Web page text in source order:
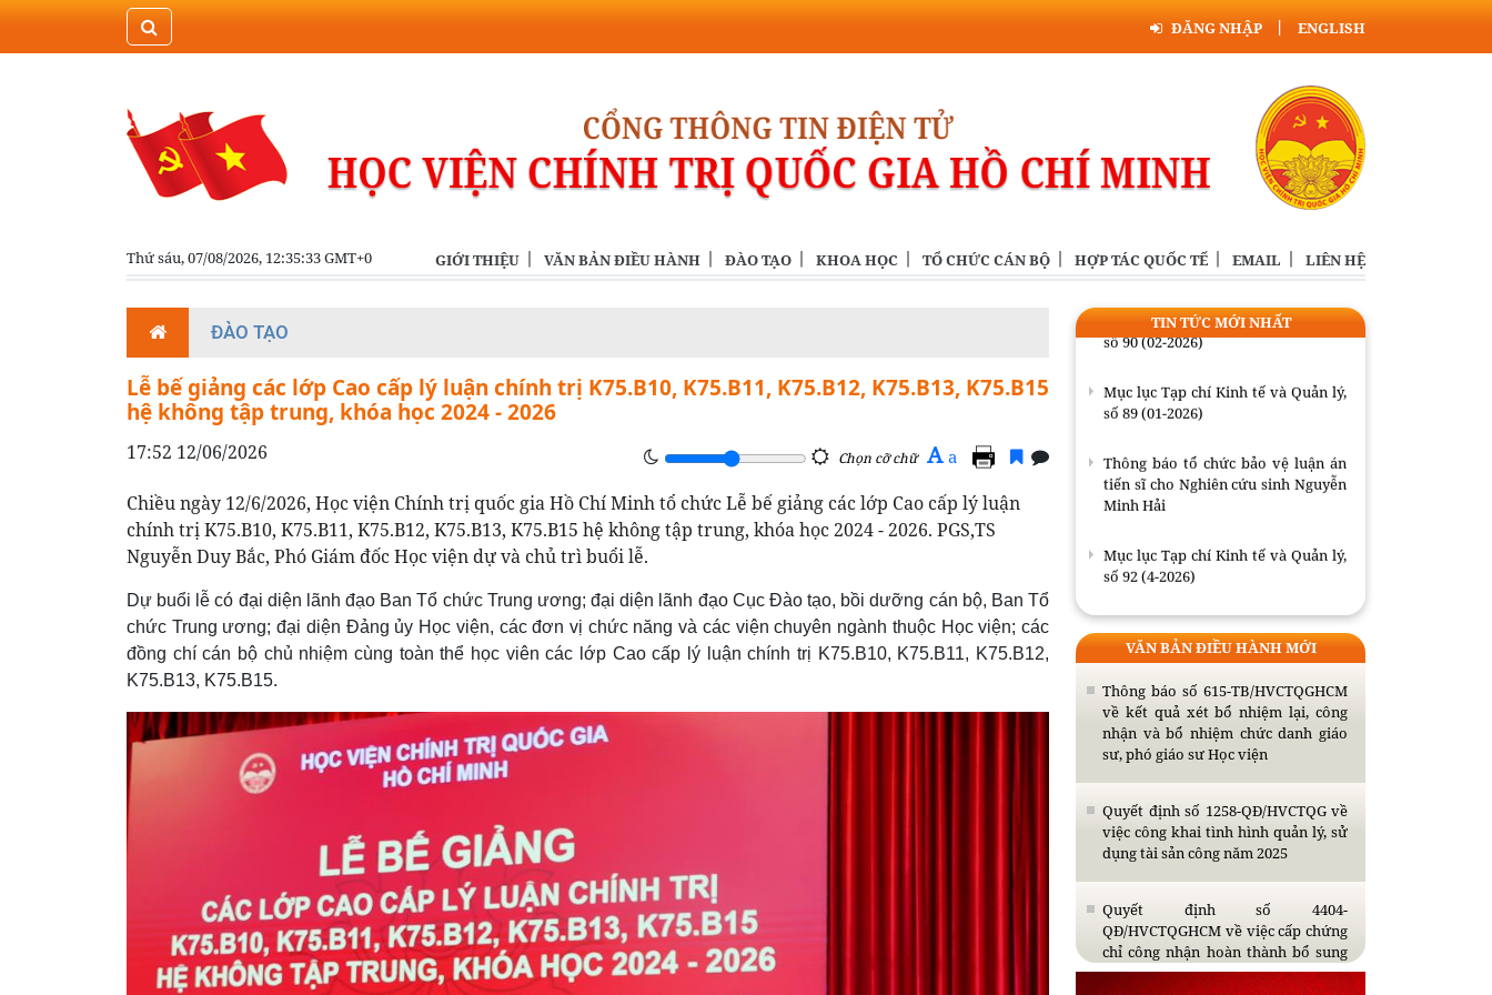
ĐĂNG NHẬP ENGLISH
Thứ sáu, 07/08/2026, 12:35:33 GMT+0 GIỚI THIỆU VĂN BẢN ĐIỀU HÀNH ĐÀO TẠO KHOA HỌC TỔ CHỨC CÁN BỘ HỢP TÁC QUỐC TẾ EMAIL LIÊN HỆ
ĐÀO TẠO
Lễ bế giảng các lớp Cao cấp lý luận chính trị K75.B10, K75.B11, K75.B12, K75.B13, K75.B15
hệ không tập trung, khóa học 2024 - 2026
17:52 12/06/2026 Chọn cỡ chữ A a
Chiều ngày 12/6/2026, Học viện Chính trị quốc gia Hồ Chí Minh tổ chức Lễ bế giảng các lớp Cao cấp lý luận
chính trị K75.B10, K75.B11, K75.B12, K75.B13, K75.B15 hệ không tập trung, khóa học 2024 - 2026. PGS,TS
Nguyễn Duy Bắc, Phó Giám đốc Học viện dự và chủ trì buổi lễ.
Dự buổi lễ có đại diện lãnh đạo Ban Tổ chức Trung ương; đại diện lãnh đạo Cục Đào tạo, bồi dưỡng cán bộ, Ban Tổ
chức Trung ương; đại diện Đảng ủy Học viện, các đơn vị chức năng và các viện chuyên ngành thuộc Học viện; các
đồng chí cán bộ chủ nhiệm cùng toàn thể học viên các lớp Cao cấp lý luận chính trị K75.B10, K75.B11, K75.B12,
K75.B13, K75.B15.
TIN TỨC MỚI NHẤT
số 90 (02-2026)
Thông báo tổ chức bảo vệ luận án
tiến sĩ cho Nghiên cứu sinh Nguyễn
Minh Hải
số 92 (4-2026)
Mục lục Tạp chí Kinh tế và Quản lý,
số 90 (02-2026)
Mục lục Tạp chí Kinh tế và Quản lý,
số 89 (01-2026)
Thông báo tổ chức bảo vệ luận án
tiến sĩ cho Nghiên cứu sinh Nguyễn
Minh Hải
Mục lục Tạp chí Kinh tế và Quản lý,
số 92 (4-2026)
Mục lục Tạp chí Kinh tế và Quản lý,
số 90 (02-2026)
Mục lục Tạp chí Kinh tế và Quản lý,
số 89 (01-2026)
VĂN BẢN ĐIỀU HÀNH MỚI
Thông báo số 615-TB/HVCTQGHCM
về kết quả xét bổ nhiệm lại, công
nhận và bổ nhiệm chức danh giáo
sư, phó giáo sư Học viện
Quyết định số 1258-QĐ/HVCTQG về
việc công khai tình hình quản lý, sử
dụng tài sản công năm 2025
Quyết định số 4404-
QĐ/HVCTQGHCM về việc cấp chứng
chỉ công nhận hoàn thành bổ sung
kiến thức dự tuyển đào tạo trình độ